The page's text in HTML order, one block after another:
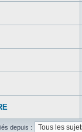
depuis :